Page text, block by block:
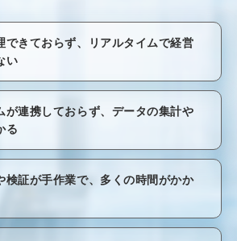
できておらず、リアルタイムで経営
い
が連携しておらず、データの集計や
る
検証が手作業で、多くの時間がかか